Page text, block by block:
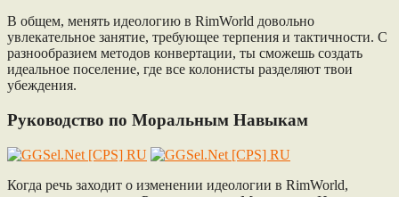
В общем, менять идеологию в RimWorld довольно
увлекательное занятие, требующее терпения и тактичности. С
разнообразием методов конвертации, ты сможешь создать
идеальное поселение, где все колонисты разделяют твои
убеждения.
Руководство по Моральным Навыкам
Когда речь заходит о изменении идеологии в RimWorld,